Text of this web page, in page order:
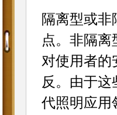
隔离型或非
点。非隔离
对使用者的
反。由于
代照明应用